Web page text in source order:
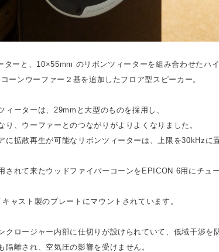
ーと、10×55mm のリボンツィーターを組み合わせたハ
ーンウーファー２基を追加したフロア型スピーカー。
ィーターは、29mmと大型のものを採用し、
り、ウーファーとのつながりがよりよくなりました。
に拡散再生が可能なリボンツィーターは、上限を30kHzに
されて来たウッドファイバーコーンをEPICON 6用にチュ
ャスト製のプレートにマウントされています。
クロージャー内部に仕切りが設けられていて、低域干渉を
隔離され、空気圧の影響を受けません。